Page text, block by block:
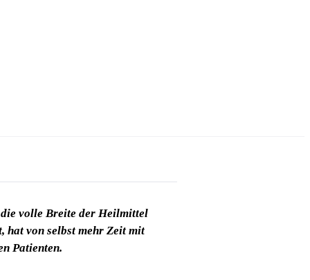
die volle Breite der Heilmittel
hat von selbst mehr Zeit mit
Patienten.